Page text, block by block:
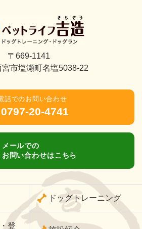
〒669-1141
市塩瀬町名塩5038-22
話でのお問い合わせ
0797-20-4741
メールでの
お問い合わせはこちら
ドッグトレーニング
登